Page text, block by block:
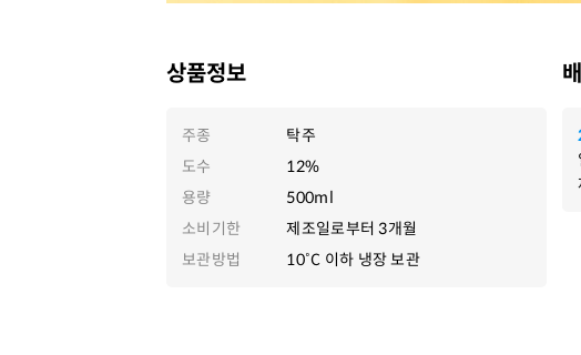
상품정보
주종
탁주
도수
12%
용량
500ml
소비기한
제조일로부터 3개월
보관방법
10˚C 이하 냉장 보관